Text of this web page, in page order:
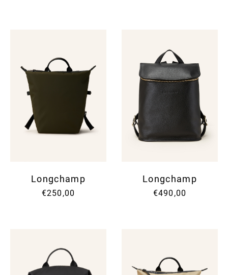
Longchamp
€250,00
Longchamp
€490,00